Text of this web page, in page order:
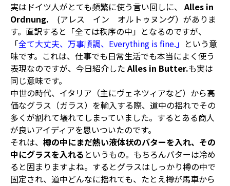
実はドイツ人がとても頻繁に使う言い回しに、Alles in
Ordnung. (アレス イン オルトゥヌング）がありま
す。直訳すると「全ては秩序の中」となるのですが、
「全て大丈夫、万事順調、Everything is fine.」 という意
味です。これは、仕事でも日常生活でも本当によく使う
表現なのですが、今日紹介したAlles in Butter.も実は
同じ意味です。
中世の時代、イタリア（主にヴェネツィアなど）から高
価なグラス（ガラス）を輸入する際、道中の揺れでその
多くが割れて壊れてしまっていました。するとある商人
が良いアイディアを思いついたのです。
それは、 樽の中にまだ熱い液体状のバターを入れ、その
中にグラスを入れる というもの。もちろんバターは冷め
ると固まりますよね。するとグラスはしっかり樽の中で
固定され、道中どんなに揺れても、たとえ樽が馬車から